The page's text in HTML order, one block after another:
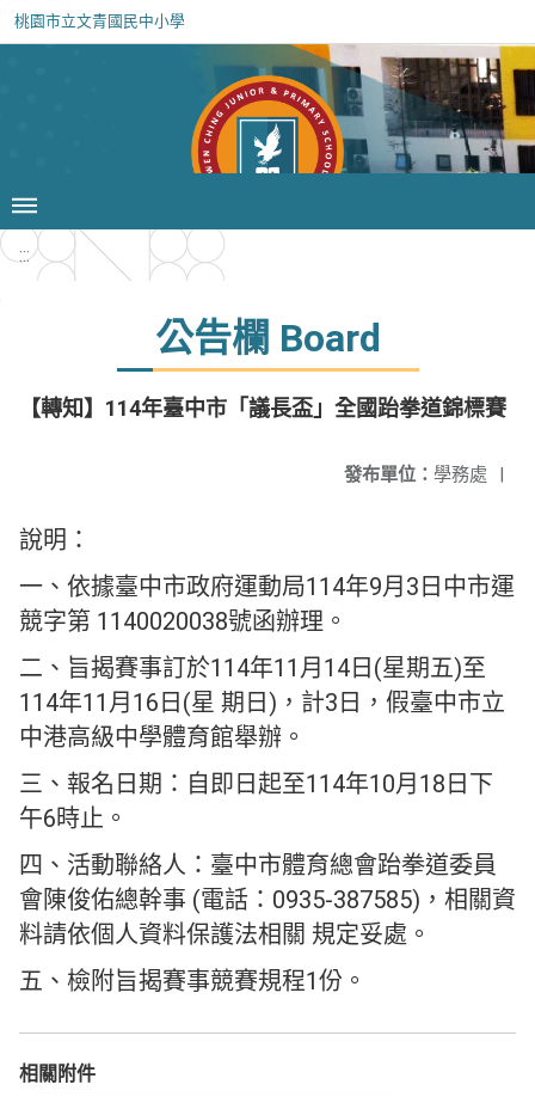
桃園市立文青國民中小學
:::
公告欄 Board
【轉知】114年臺中市「議長盃」全國跆拳道錦標賽
發布單位： 學務處 |
說明：
一、依據臺中市政府運動局114年9月3日中市運
競字第 1140020038號函辦理。
二、旨揭賽事訂於114年11月14日(星期五)至
114年11月16日(星 期日)，計3日，假臺中市立
中港高級中學體育館舉辦。
三、報名日期：自即日起至114年10月18日下
午6時止。
四、活動聯絡人：臺中市體育總會跆拳道委員
會陳俊佑總幹事 (電話：0935-387585)，相關資
料請依個人資料保護法相關 規定妥處。
五、檢附旨揭賽事競賽規程1份。
相關附件